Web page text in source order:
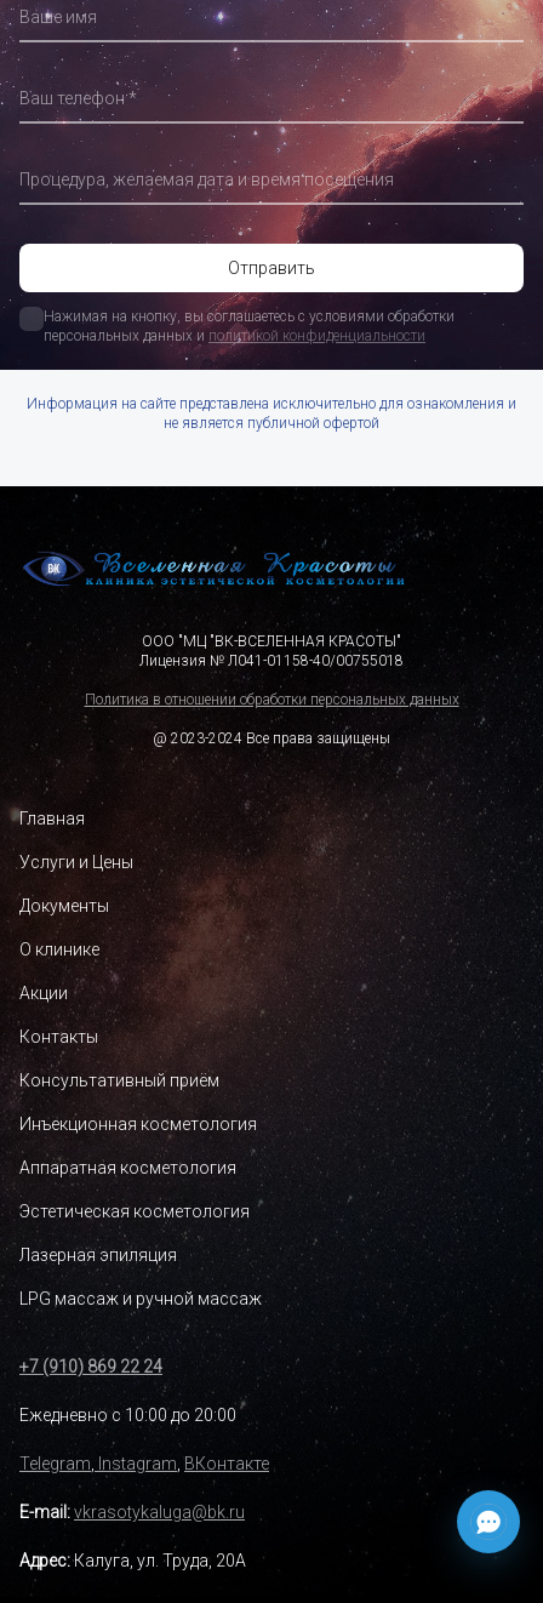
Ваше имя
Ваш телефон
Процедура, желаемая дата и время посещения
Нажимая на кнопку, вы соглашаетесь с условиями обработки
персональных данных и политикой конфиденциальности
Информация на сайте представлена исключительно для ознакомления и
не является публичной офертой
ООО "МЦ "ВК-ВСЕЛЕННАЯ КРАСОТЫ"
Лицензия № Л041-01158-40/00755018
Политика в отношении обработки персональных данных
@ 2023-2024 Все права защищены
Главная
Услуги и Цены
Документы
О клинике
Акции
Контакты
Консультативный приём
Инъекционная косметология
Аппаратная косметология
Эстетическая косметология
Лазерная эпиляция
LPG массаж и ручной массаж
+7 (910) 869 22 24
Ежедневно с 10:00 до 20:00
Telegram Instagram ВКонтакте
E-mail:vkrasotykaluga@bk.ru
Адрес:Калуга, ул. Труда, 20А